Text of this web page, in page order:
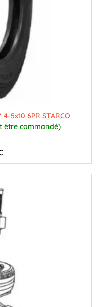
5x10 6PR STARCO
être commandé)